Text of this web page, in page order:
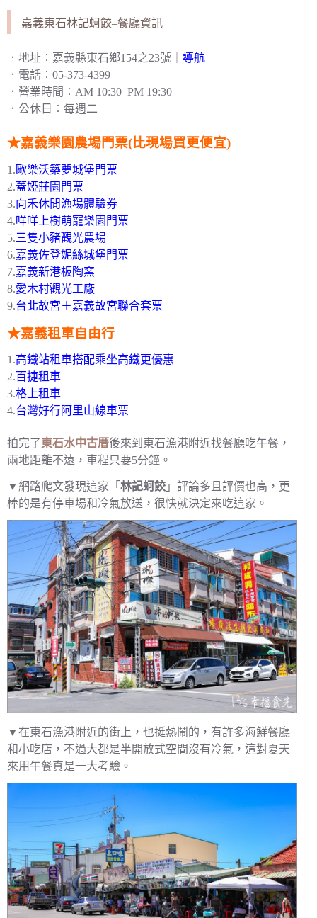
嘉義東石林記蚵餃–餐廳資訊
．地址︰嘉義縣東石鄉154之23號｜ 導航
．電話︰05-373-4399
．營業時間︰AM 10:30–PM 19:30
．公休日︰每週二
★嘉義樂園農場門票(比現場買更便宜)
1.歐樂沃築夢城堡門票
2.蓋婭莊園門票
3.向禾休閒漁場體驗券
4.咩咩上樹萌寵樂園門票
5.三隻小豬觀光農場
6.嘉義佐登妮絲城堡門票
7.嘉義新港板陶窯
8.愛木村觀光工廠
9.台北故宮＋嘉義故宮聯合套票
★嘉義租車自由行
1.高鐵站租車搭配乘坐高鐵更優惠
2.百捷租車
3.格上租車
4.台灣好行阿里山線車票
拍完了東石水中古厝後來到東石漁港附近找餐廳吃午餐，
兩地距離不遠，車程只要5分鐘。
▼網路爬文發現這家「 林記蚵餃 」評論多且評價也高，更
棒的是有停車場和冷氣放送，很快就決定來吃這家。
▼在東石漁港附近的街上，也挺熱鬧的，有許多海鮮餐廳
和小吃店，不過大都是半開放式空間沒有冷氣，這對夏天
來用午餐真是一大考驗。